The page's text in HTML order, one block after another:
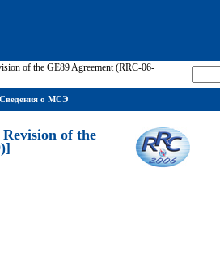
of the GE89 Agreement (RRC-06-
of the
Сведения о МСЭ